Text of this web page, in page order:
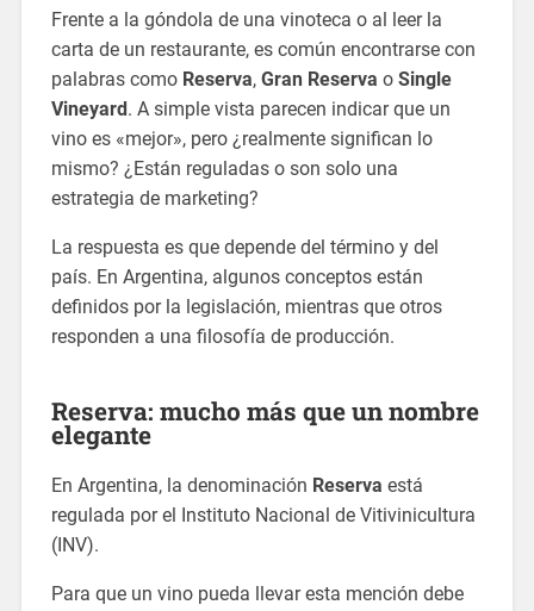
Frente a la góndola de una vinoteca o al leer la
carta de un restaurante, es común encontrarse con
palabras como Reserva, Gran Reserva o Single
Vineyard . A simple vista parecen indicar que un
vino es «mejor», pero ¿realmente significan lo
mismo? ¿Están reguladas o son solo una
estrategia de marketing?
La respuesta es que depende del término y del
país. En Argentina, algunos conceptos están
definidos por la legislación, mientras que otros
responden a una filosofía de producción.
Reserva: mucho más que un nombre
elegante
En Argentina, la denominación Reserva está
regulada por el Instituto Nacional de Vitivinicultura
(INV).
Para que un vino pueda llevar esta mención debe